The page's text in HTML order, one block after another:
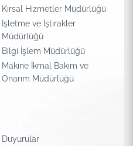
Kırsal Hizmetler Müdürlüğü
İşletme ve İştirakler
Müdürlüğü
Bilgi İşlem Müdürlüğü
Makine İkmal Bakım ve
Onarım Müdürlüğü
Duyurular